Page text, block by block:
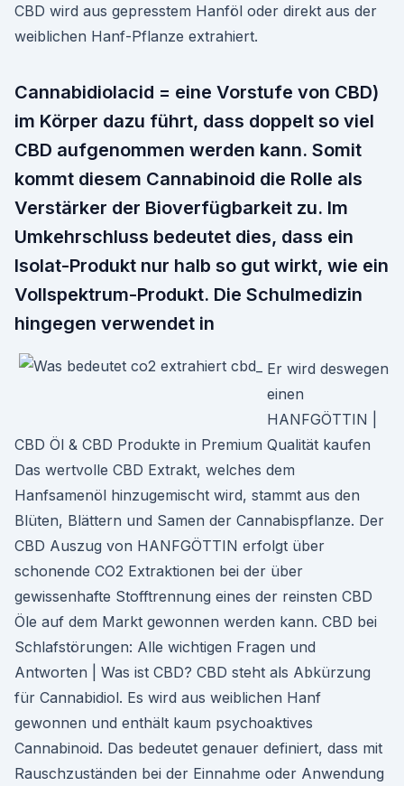
CBD wird aus gepresstem Hanföl oder direkt aus der
weiblichen Hanf-Pflanze extrahiert.
Cannabidiolacid = eine Vorstufe von CBD)
im Körper dazu führt, dass doppelt so viel
CBD aufgenommen werden kann. Somit
kommt diesem Cannabinoid die Rolle als
Verstärker der Bioverfügbarkeit zu. Im
Umkehrschluss bedeutet dies, dass ein
Isolat-Produkt nur halb so gut wirkt, wie ein
Vollspektrum-Produkt. Die Schulmedizin
hingegen verwendet in
Er wird deswegen
einen
HANFGÖTTIN |
CBD Öl & CBD Produkte in Premium Qualität kaufen
Das wertvolle CBD Extrakt, welches dem
Hanfsamenöl hinzugemischt wird, stammt aus den
Blüten, Blättern und Samen der Cannabispflanze. Der
CBD Auszug von HANFGÖTTIN erfolgt über
schonende CO2 Extraktionen bei der über
gewissenhafte Stofftrennung eines der reinsten CBD
Öle auf dem Markt gewonnen werden kann. CBD bei
Schlafstörungen: Alle wichtigen Fragen und
Antworten | Was ist CBD? CBD steht als Abkürzung
für Cannabidiol. Es wird aus weiblichen Hanf
gewonnen und enthält kaum psychoaktives
Cannabinoid. Das bedeutet genauer definiert, dass mit
Rauschzuständen bei der Einnahme oder Anwendung